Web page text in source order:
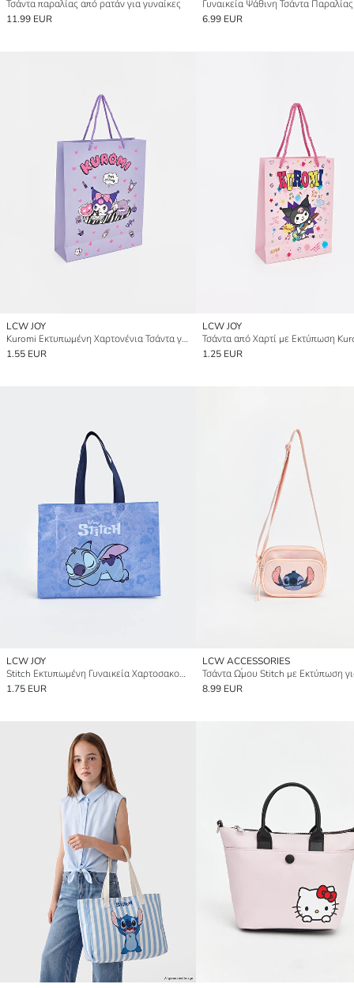
Τσάντα παραλίας από ρατάν για γυναίκες
11.99 EUR
Γυναικεία Ψάθινη Τσάντα Παραλίας
6.99 EUR
LCW JOY
Kuromi Εκτυπωμένη Χαρτονένια Τσάντα για Κορίτσια
1.55 EUR
LCW JOY
1.25 EUR
LCW JOY
Stitch Εκτυπωμένη Γυναικεία Χαρτοσακούλα
1.75 EUR
LCW ACCESSORIES
8.99 EUR